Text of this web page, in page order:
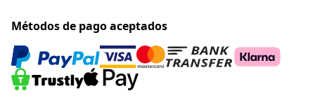
Métodos de pago aceptados